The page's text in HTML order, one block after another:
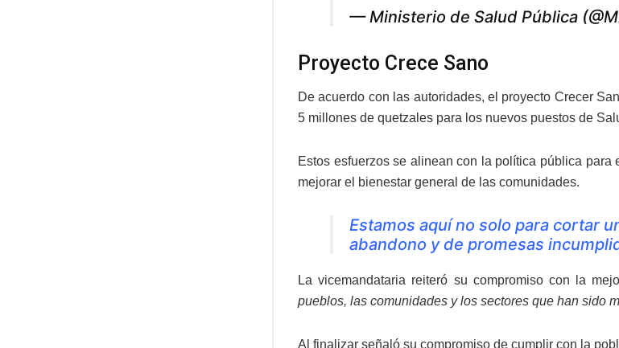
— Ministerio de Salud Pública
Proyecto Crece Sano
De acuerdo con las autoridades, el proyecto Crecer
5 millones de quetzales para los nuevos puestos de
Estos esfuerzos se alinean con la política pública
mejorar el bienestar general de las comunidades.
Estamos aquí no solo para cortar
abandono y de promesas
La vicemandataria reiteró su compromiso con la
pueblos, las comunidades y los sectores que han sido
Al finalizar señaló su compromiso de cumplir con la